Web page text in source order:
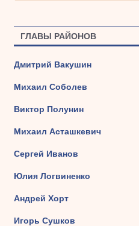
ГЛАВЫ РАЙОНОВ
Дмитрий Вакушин
Михаил Соболев
Виктор Полунин
Михаил Асташкевич
Сергей Иванов
Юлия Логвиненко
Андрей Хорт
Игорь Сушков